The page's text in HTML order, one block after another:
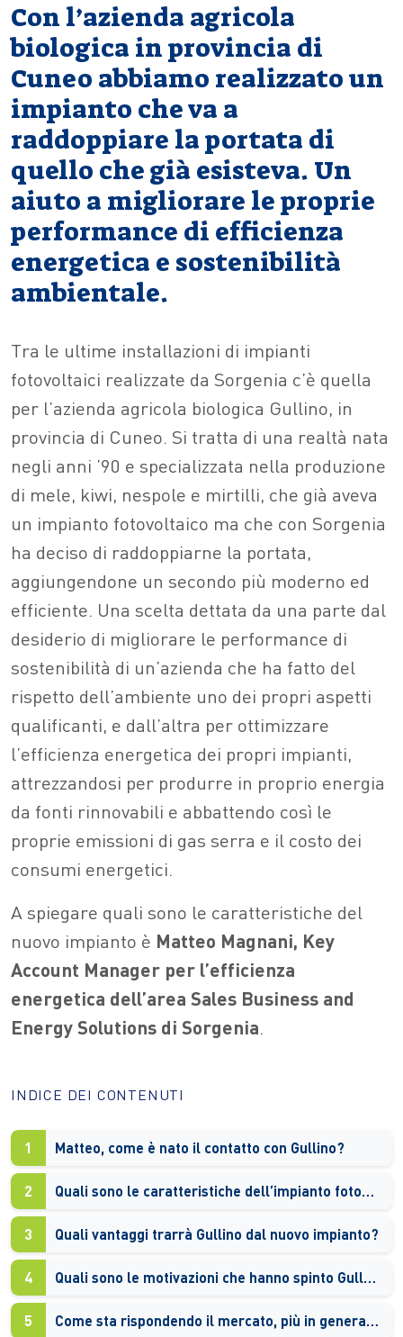
Con l’azienda agricola
biologica in provincia di
Cuneo abbiamo realizzato un
impianto che va a
raddoppiare la portata di
quello che già esisteva. Un
aiuto a migliorare le proprie
performance di efficienza
energetica e sostenibilità
ambientale.
Tra le ultime installazioni di impianti
fotovoltaici realizzate da Sorgenia c’è quella
per l’azienda agricola biologica Gullino, in
provincia di Cuneo. Si tratta di una realtà nata
negli anni ’90 e specializzata nella produzione
di mele, kiwi, nespole e mirtilli, che già aveva
un impianto fotovoltaico ma che con Sorgenia
ha deciso di raddoppiarne la portata,
aggiungendone un secondo più moderno ed
efficiente. Una scelta dettata da una parte dal
desiderio di migliorare le performance di
sostenibilità di un’azienda che ha fatto del
rispetto dell’ambiente uno dei propri aspetti
qualificanti, e dall’altra per ottimizzare
l’efficienza energetica dei propri impianti,
attrezzandosi per produrre in proprio energia
da fonti rinnovabili e abbattendo così le
proprie emissioni di gas serra e il costo dei
consumi energetici.
A spiegare quali sono le caratteristiche del
nuovo impianto è Matteo Magnani, Key
Account Manager per l’efficienza
energetica dell’area Sales Business and
Energy Solutions di Sorgenia.
INDICE DEI CONTENUTI
1 Matteo, come è nato il contatto con Gullino?
2 Quali sono le caratteristiche dell’impianto fotovoltaico che avete realizzato per Gullino?
3 Quali vantaggi trarrà Gullino dal nuovo impianto?
4 Quali sono le motivazioni che hanno spinto Gullino a fare questa scelta?
5 Come sta rispondendo il mercato, più in generale, all’opportunità del fotovoltaico?